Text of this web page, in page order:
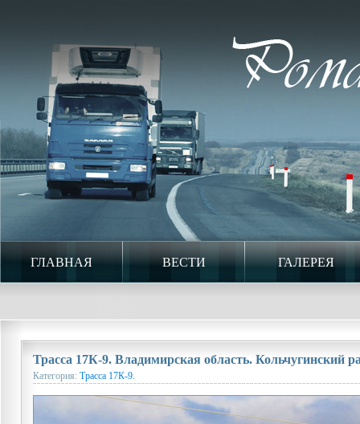
ГЛАВНАЯ ВЕСТИ ГАЛЕРЕЯ
Трасса 17К-9. Владимирская область. Кольчугинский
Категория: Трасса 17К-9.